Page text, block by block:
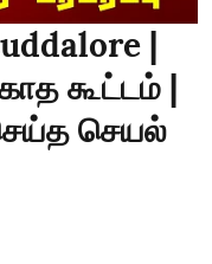
|
கூட்டம் |
செயல்